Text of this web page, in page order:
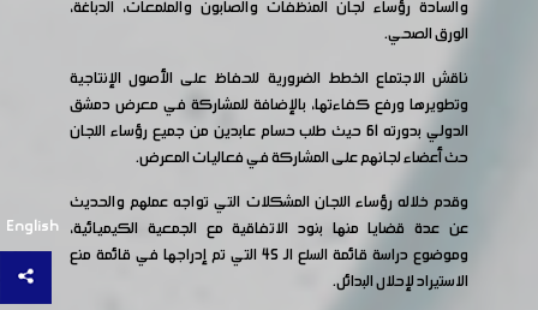
English
والسادة رؤساء لجان المنظفات والصابون والملمعات، الدباغة،
الورق الصحي.
ناقش الاجتماع الخطط الضرورية للحفاظ على الأصول الإنتاجية
وتطويرها ورفع كفاءتها، بالإضافة للمشاركة في معرض دمشق
الدولي بدورته 61 حيث طلب حسام عابدين من جميع رؤساء اللجان
حث أعضاء لجانهم على المشاركة في فعاليات المعرض.
وقدم خلاله رؤساء اللجان المشكلات التي تواجه عملهم والحديث
عن عدة قضايا منها بنود الاتفاقية مع الجمعية الكيميائية،
وموضوع دراسة قائمة السلع الـ 45 التي تم إدراجها في قائمة منع
الاستيراد لإحلال البدائل.